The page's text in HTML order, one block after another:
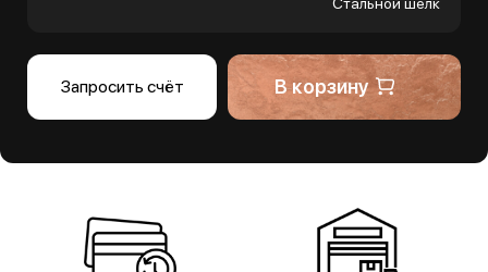
Запросить счёт В корзину